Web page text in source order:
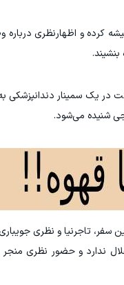
کرده و اظهارنظری
در یک سمینار دندانپزشکی
شنیده می‌شود.
تاجرنیا و نظری جویباری
ندارد و حضور نظری